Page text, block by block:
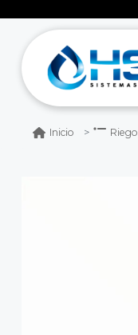
Inicio Riego